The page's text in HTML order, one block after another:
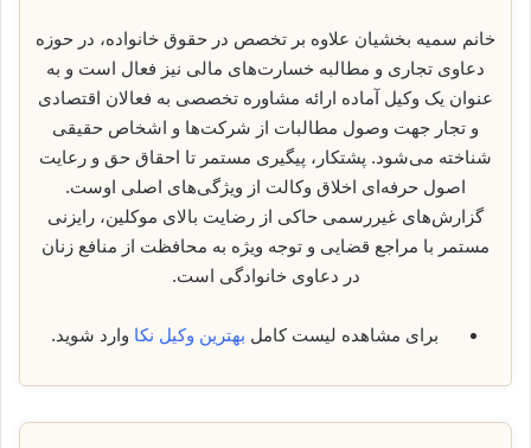
خانم سمیه بخشیان علاوه بر تخصص در حقوق خانواده، در حوزه
دعاوی تجاری و مطالبه خسارت‌های مالی نیز فعال است و به
عنوان یک وکیل آماده ارائه مشاوره تخصصی به فعالان اقتصادی
و تجار جهت وصول مطالبات از شرکت‌ها و اشخاص حقیقی
شناخته می‌شود. پشتکار، پیگیری مستمر تا احقاق حق و رعایت
اصول حرفه‌ای اخلاق وکالت از ویژگی‌های اصلی اوست.
گزارش‌های غیررسمی حاکی از رضایت بالای موکلین، رایزنی
مستمر با مراجع قضایی و توجه ویژه به محافظت از منافع زنان
در دعاوی خانوادگی است.
برای مشاهده لیست کامل بهترین وکیل نکا وارد شوید.